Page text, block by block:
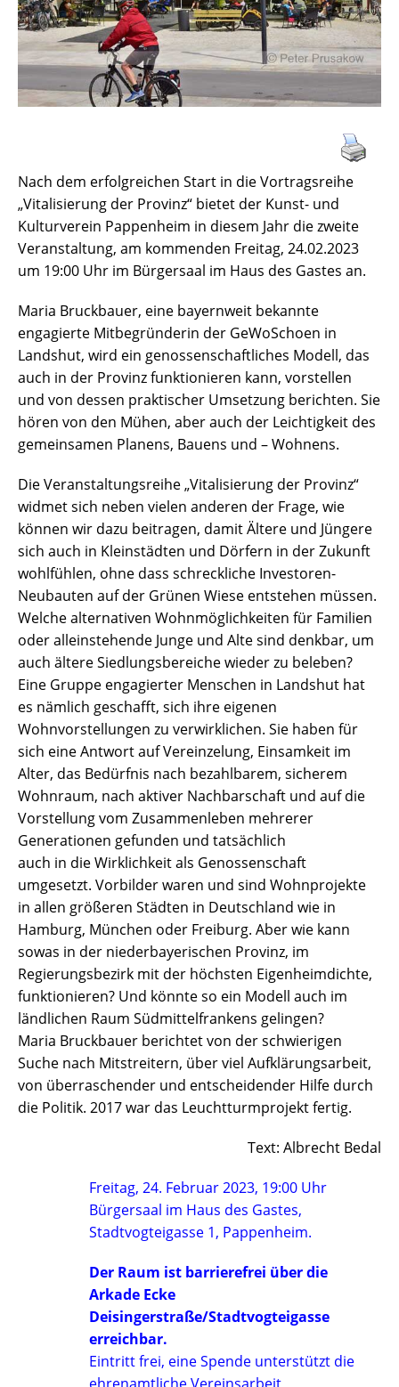
Nach dem erfolgreichen Start in die Vortragsreihe
„Vitalisierung der Provinz“ bietet der Kunst- und
Kulturverein Pappenheim in diesem Jahr die zweite
Veranstaltung, am kommenden Freitag, 24.02.2023
um 19:00 Uhr im Bürgersaal im Haus des Gastes an.
Maria Bruckbauer, eine bayernweit bekannte
engagierte Mitbegründerin der GeWoSchoen in
Landshut, wird ein genossenschaftliches Modell, das
auch in der Provinz funktionieren kann, vorstellen
und von dessen praktischer Umsetzung berichten. Sie
hören von den Mühen, aber auch der Leichtigkeit des
gemeinsamen Planens, Bauens und – Wohnens.
Die Veranstaltungsreihe „Vitalisierung der Provinz“
widmet sich neben vielen anderen der Frage, wie
können wir dazu beitragen, damit Ältere und Jüngere
sich auch in Kleinstädten und Dörfern in der Zukunft
wohlfühlen, ohne dass schreckliche Investoren-
Neubauten auf der Grünen Wiese entstehen müssen.
Welche alternativen Wohnmöglichkeiten für Familien
oder alleinstehende Junge und Alte sind denkbar, um
auch ältere Siedlungsbereiche wieder zu beleben?
Eine Gruppe engagierter Menschen in Landshut hat
es nämlich geschafft, sich ihre eigenen
Wohnvorstellungen zu verwirklichen. Sie haben für
sich eine Antwort auf Vereinzelung, Einsamkeit im
Alter, das Bedürfnis nach bezahlbarem, sicherem
Wohnraum, nach aktiver Nachbarschaft und auf die
Vorstellung vom Zusammenleben mehrerer
Generationen gefunden und tatsächlich
auch in die Wirklichkeit als Genossenschaft
umgesetzt. Vorbilder waren und sind Wohnprojekte
in allen größeren Städten in Deutschland wie in
Hamburg, München oder Freiburg. Aber wie kann
sowas in der niederbayerischen Provinz, im
Regierungsbezirk mit der höchsten Eigenheimdichte,
funktionieren? Und könnte so ein Modell auch im
ländlichen Raum Südmittelfrankens gelingen?
Maria Bruckbauer berichtet von der schwierigen
Suche nach Mitstreitern, über viel Aufklärungsarbeit,
von überraschender und entscheidender Hilfe durch
die Politik. 2017 war das Leuchtturmprojekt fertig.
Text: Albrecht Bedal
Freitag, 24. Februar 2023, 19:00 Uhr
Bürgersaal im Haus des Gastes,
Stadtvogteigasse 1, Pappenheim.
Der Raum ist barrierefrei über die
Arkade Ecke
Deisingerstraße/Stadtvogteigasse
erreichbar.
Eintritt frei, eine Spende unterstützt die